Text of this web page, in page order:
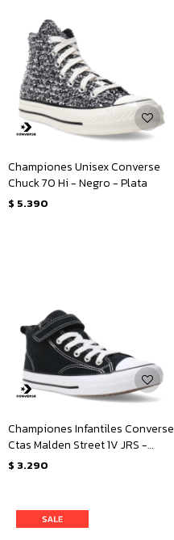
Championes Unisex Converse
Chuck 70 Hi - Negro - Plata
$ 5.390
Championes Infantiles Converse
Ctas Malden Street 1V JRS -
Negro - Blanco
$ 3.290